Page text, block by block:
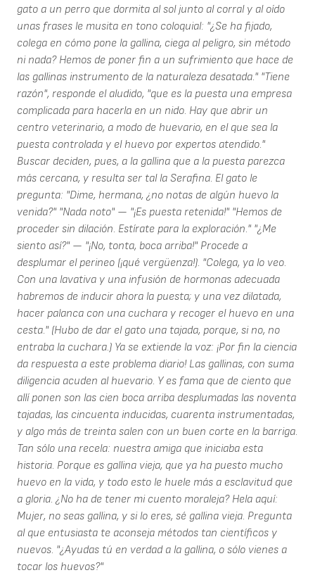
gato a un perro que dormita al sol junto al corral y al oído
unas frases le musita en tono coloquial: "¿Se ha fijado,
colega en cómo pone la gallina, ciega al peligro, sin método
ni nada? Hemos de poner fin a un sufrimiento que hace de
las gallinas instrumento de la naturaleza desatada." "Tiene
razón", responde el aludido, "que es la puesta una empresa
complicada para hacerla en un nido. Hay que abrir un
centro veterinario, a modo de huevario, en el que sea la
puesta controlada y el huevo por expertos atendido."
Buscar deciden, pues, a la gallina que a la puesta parezca
más cercana, y resulta ser tal la Serafina. El gato le
pregunta: "Dime, hermana, ¿no notas de algún huevo la
venida?" "Nada noto" — "¡Es puesta retenida!" "Hemos de
proceder sin dilación. Estírate para la exploración." "¿Me
siento así?" — "¡No, tonta, boca arriba!" Procede a
desplumar el perineo (¡qué vergüenza!). "Colega, ya lo veo.
Con una lavativa y una infusión de hormonas adecuada
habremos de inducir ahora la puesta; y una vez dilatada,
hacer palanca con una cuchara y recoger el huevo en una
cesta." (Hubo de dar el gato una tajada, porque, si no, no
entraba la cuchara.) Ya se extiende la voz: ¡Por fin la ciencia
da respuesta a este problema diario! Las gallinas, con suma
diligencia acuden al huevario. Y es fama que de ciento que
allí ponen son las cien boca arriba desplumadas las noventa
tajadas, las cincuenta inducidas, cuarenta instrumentadas,
y algo más de treinta salen con un buen corte en la barriga.
Tan sólo una recela: nuestra amiga que iniciaba esta
historia. Porque es gallina vieja, que ya ha puesto mucho
huevo en la vida, y todo esto le huele más a esclavitud que
a gloria. ¿No ha de tener mi cuento moraleja? Hela aquí:
Mujer, no seas gallina, y si lo eres, sé gallina vieja. Pregunta
al que entusiasta te aconseja métodos tan científicos y
nuevos. "¿Ayudas tú en verdad a la gallina, o sólo vienes a
tocar los huevos?"